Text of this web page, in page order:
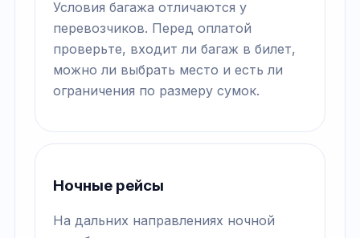
Условия багажа отличаются у
перевозчиков. Перед оплатой
проверьте, входит ли багаж в билет,
можно ли выбрать место и есть ли
ограничения по размеру сумок.
Ночные рейсы
На дальних направлениях ночной